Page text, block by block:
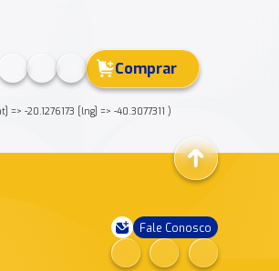
Comprar
=> -20.1276173 [lng] => -40.3077311 )
Fale Conosco